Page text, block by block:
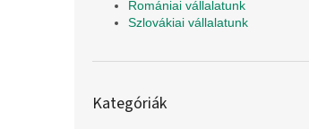
Romániai vállalatunk
Szlovákiai vállalatunk
átugrása
Kategóriák